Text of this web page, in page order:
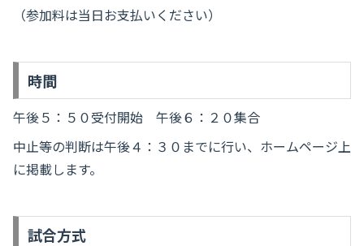
（参加料は当日お支払いください）
時間
午後５：５０受付開始 午後６：２０集合
中止等の判断は午後４：３０までに行い、ホームページ上
に掲載します。
試合方式